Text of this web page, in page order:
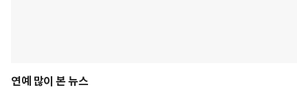
연예 많이 본 뉴스